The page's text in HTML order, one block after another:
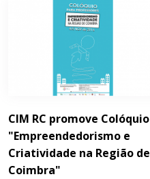
CIM RC promove Colóquio
"Empreendedorismo e
Criatividade na Região de
Coimbra"